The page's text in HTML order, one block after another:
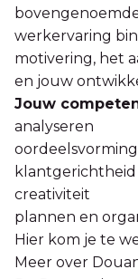
werkervaring
motivering, het
en jouw
Jouw
analyseren
oordeelsvorming
klantgerichtheid
creativiteit
plannen en
Hier kom je te
Meer over